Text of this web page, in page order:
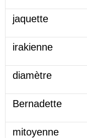
jaquette
irakienne
diamètre
Bernadette
mitoyenne